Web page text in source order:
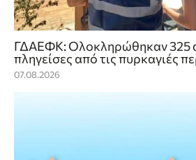
ΓΔΑΕΦΚ: Ολοκληρώθηκαν 325
πληγείσες από τις πυρκαγιές
07.08.2026